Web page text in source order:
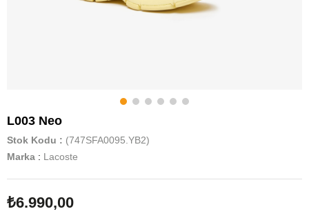
L003 Neo
Stok Kodu
(747SFA0095.YB2)
Marka : Lacoste
₺6.990,00